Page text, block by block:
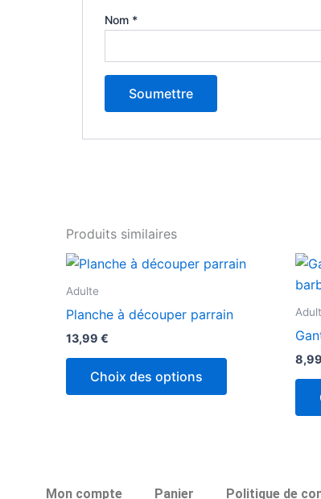
Nom *
Produits similaires
Adulte
Planche à découper parrain
13,99 €
Choix des options
8,99
Mon compte Panier Politique de